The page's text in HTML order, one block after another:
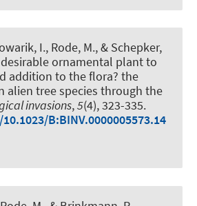
I., Rode, M., & Schepker,
ornamental plant to
addition to the flora? the
alien tree species through the
invasions,5(4), 323-335.
B:BINV.0000005573.14